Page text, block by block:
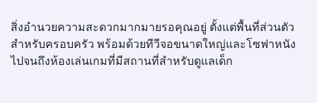
สิ่งอำนวยความสะดวกมากมายรอคุณอยู่ ตั้งแต่พื้นที่ส่วนตัว
สำหรับครอบครัว พร้อมด้วยทีวีจอขนาดใหญ่และโซฟาหนัง
ไปจนถึงห้องเล่นเกมที่มีสถานที่สำหรับดูแลเด็ก